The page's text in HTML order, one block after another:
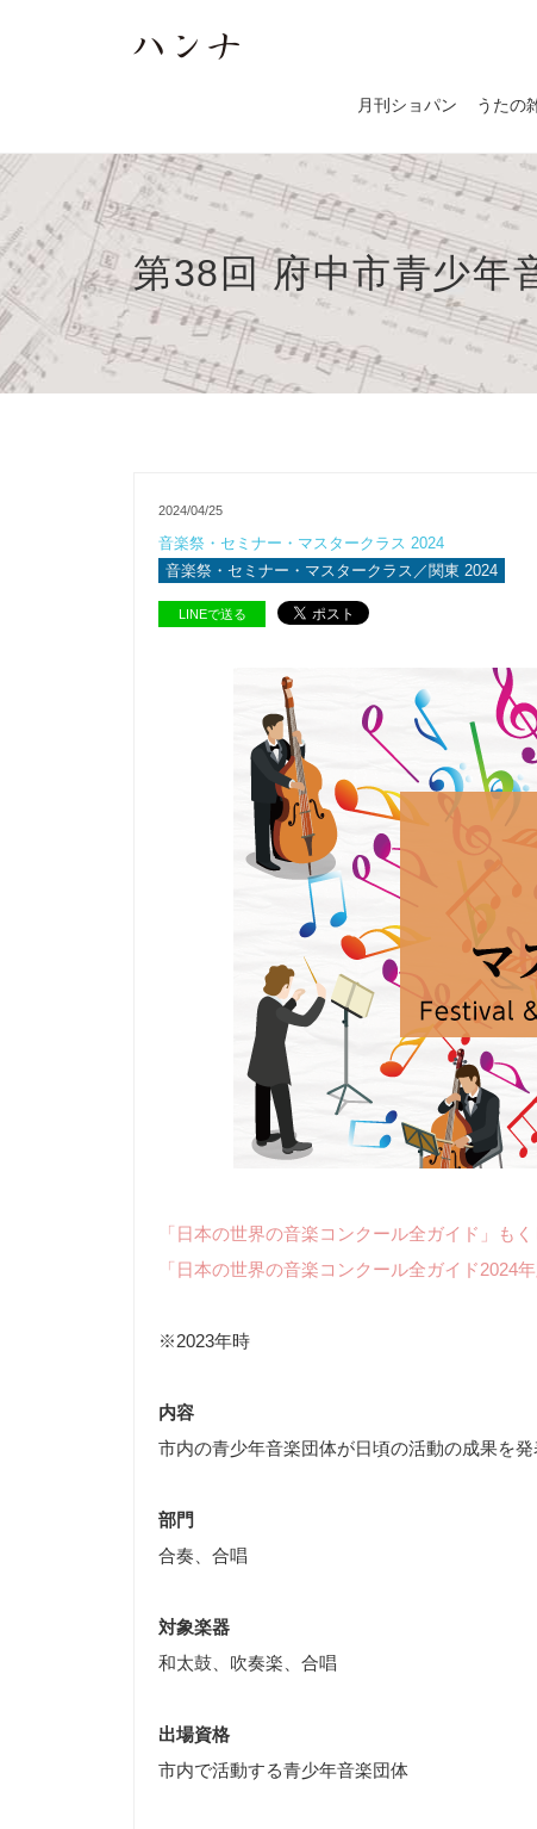
月刊ショパン うたの
第38回 府中市青少年
2024/04/25
音楽祭・セミナー・マスタークラス 2024
音楽祭・セミナー・マスタークラス／関東 2024
LINEで送る
「日本の世界の音楽コンクール全ガイド」も
「日本の世界の音楽コンクール全ガイド2024
※2023年時
内容
市内の青少年音楽団体が日頃の活動の成果を発
部門
合奏、合唱
対象楽器
和太鼓、吹奏楽、合唱
出場資格
市内で活動する青少年音楽団体